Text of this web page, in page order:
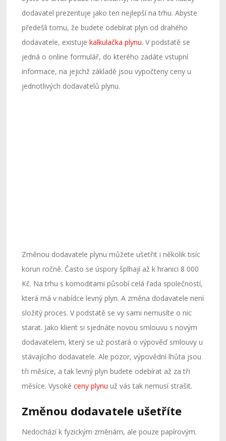
dodavatel prezentuje jako ten nejlepší na trhu. Abyste
předešli tomu, že budete odebírat plyn od drahého
dodavatele, existujekalkulačka plynu. V podstatě se
jedná o online formulář, do kterého zadáte vstupní
informace, na jejichž základě jsou vypočteny ceny u
jednotlivých dodavatelů plynu.
Změnou dodavatele plynu můžete ušetřit i několik tisíc
korun ročně. Často se úspory šplhají až k hranici 8 000
Kč. Na trhu s komoditami působí celá řada společností,
která má v nabídce levný plyn. A změna dodavatele není
složitý proces. V podstatě se vy sami nemusíte o nic
starat. Jako klient si sjednáte novou smlouvu s novým
dodavatelem, který se už postará o výpověď smlouvy u
stávajícího dodavatele. Ale pozor, výpovědní lhůta jsou
tři měsíce, a tak levný plyn budete odebírat až za tři
měsíce. Vysokéceny plynu už vás tak nemusí strašit.
Změnou dodavatele ušetříte
Nedochází k fyzickým změnám, ale pouze papírovým.